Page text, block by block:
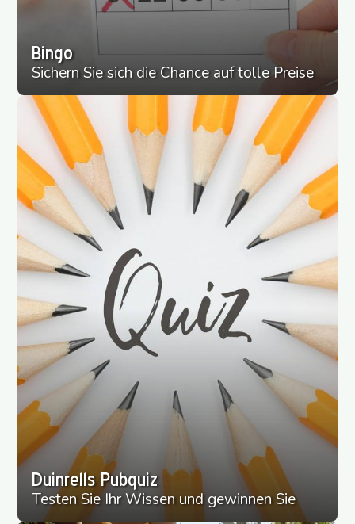
Bingo
Sichern Sie sich die Chance auf tolle Preise
Duinrells Pubquiz
Testen Sie Ihr Wissen und gewinnen Sie